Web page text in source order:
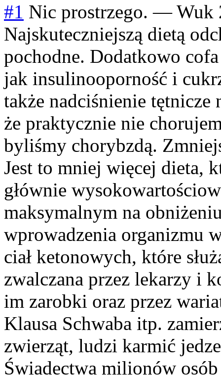
#1 Nic prostrzego. —Wuk
Najskuteczniejszą dietą
pochodne. Dodatkowo
jak insulinooporność i
także nadciśnienie
że praktycznie nie
byliśmy chorybzdą.
Jest to mniej więcej dieta,
głównie
maksymalnym na
wprowadzenia organizmu
ciał ketonowych, które
zwalczana przez lekarzy i
im zarobki oraz przez
Klausa Schwaba itp.
zwierząt, ludzi karmić
Świadectwa milionów